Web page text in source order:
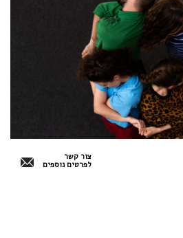
צור קשר
לפרטים נוספים